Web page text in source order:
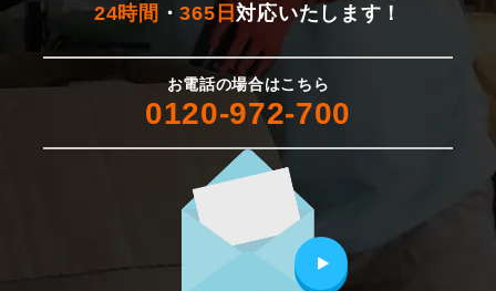
24時間 ・365日対応いたします！
お電話の場合はこちら
0120-972-700